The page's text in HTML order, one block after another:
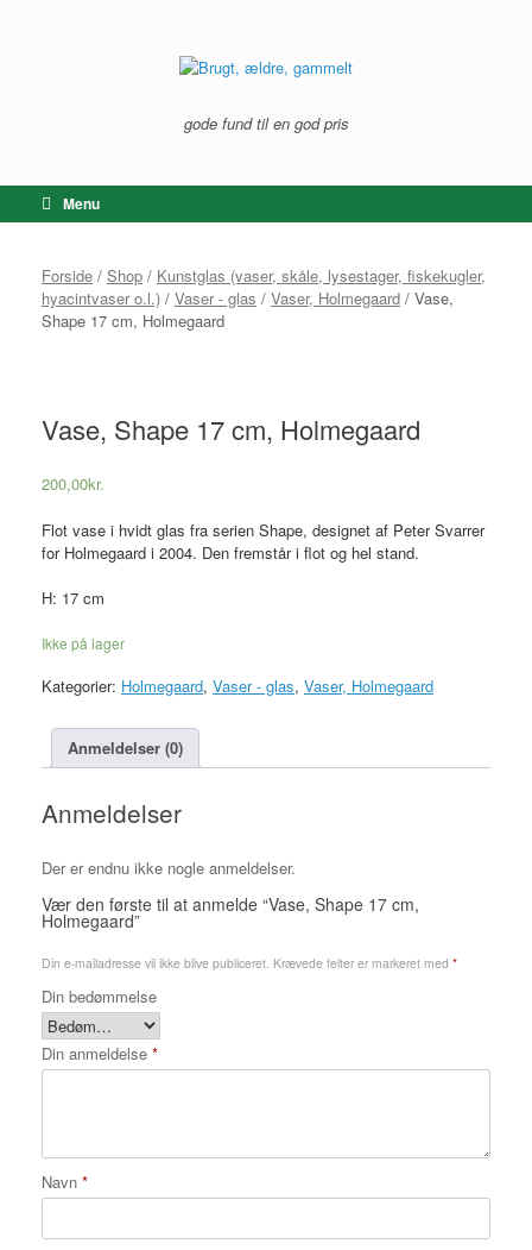
gode fund til en god pris
Menu
Forside / Shop / Kunstglas (vaser, skåle, lysestager, fiskekugler,
hyacintvaser o.l.) / Vaser - glas / Vaser, Holmegaard / Vase,
Shape 17 cm, Holmegaard
Vase, Shape 17 cm, Holmegaard
200,00kr.
Flot vase i hvidt glas fra serien Shape, designet af Peter Svarrer
for Holmegaard i 2004. Den fremstår i flot og hel stand.
H: 17 cm
Ikke på lager
Kategorier: Holmegaard, Vaser - glas, Vaser, Holmegaard
Anmeldelser (0)
Anmeldelser
Der er endnu ikke nogle anmeldelser.
Vær den første til at anmelde “Vase, Shape 17 cm,
Holmegaard”
Din e-mailadresse vil ikke blive publiceret. Krævede felter er markeret med *
Din bedømmelse
Din anmeldelse *
Navn *